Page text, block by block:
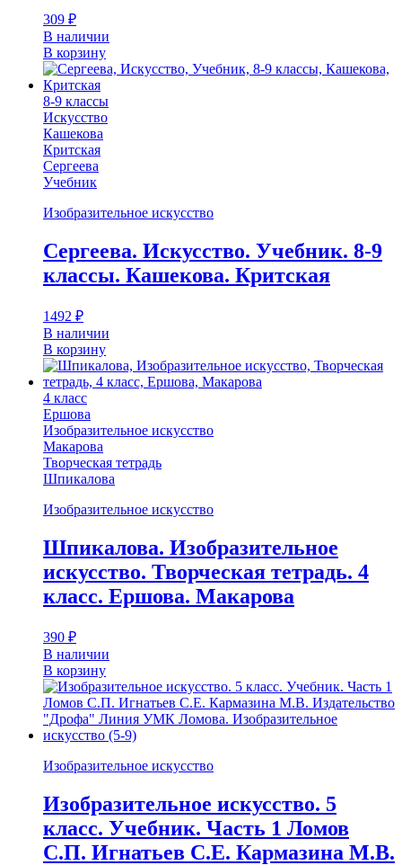
309 ₽
В наличии
В корзину
8-9 классы
Искусство
Кашекова
Критская
Сергеева
Учебник
Изобразительное искусство
Сергеева. Искусство. Учебник. 8-9
классы. Кашекова. Критская
1492 ₽
В наличии
В корзину
4 класс
Ершова
Изобразительное искусство
Макарова
Творческая тетрадь
Шпикалова
Изобразительное искусство
Шпикалова. Изобразительное
искусство. Творческая тетрадь. 4
класс. Ершова. Макарова
390 ₽
В наличии
В корзину
Изобразительное искусство
Изобразительное искусство. 5
класс. Учебник. Часть 1 Ломов
С.П. Игнатьев С.Е. Кармазина М.В.